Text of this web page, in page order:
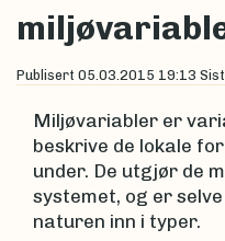
Publisert 05.03.2015 19:13
Miljøvariabler er
beskrive de lokale
under. De utgjør de
systemet, og er
naturen inn i typer.